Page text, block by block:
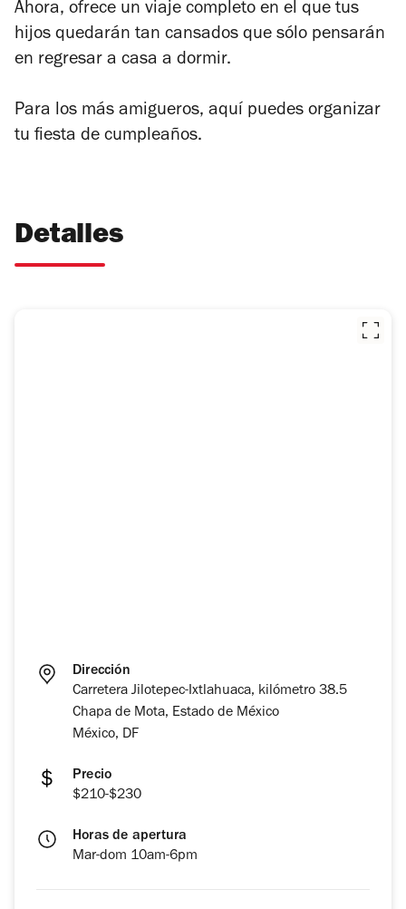
Ahora, ofrece un viaje completo en el que tus
hijos quedarán tan cansados que sólo pensarán
en regresar a casa a dormir.
Para los más amigueros, aquí puedes organizar
tu fiesta de cumpleaños.
Detalles
Dirección
Carretera Jilotepec-Ixtlahuaca, kilómetro 38.5
Chapa de Mota, Estado de México
México, DF
Precio
$210-$230
Horas de apertura
Mar-dom 10am-6pm